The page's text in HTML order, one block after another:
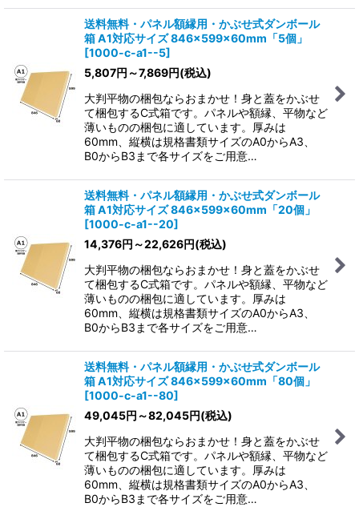
送料無料・パネル額縁用・かぶせ式ダンボール
箱 A1対応サイズ 846×599×60mm「5個」
[1000-c-a1--5]
5,807円 ～7,869円(税込)
大判平物の梱包ならおまかせ！身と蓋をかぶせ
て梱包するC式箱です。パネルや額縁、平物など
薄いものの梱包に適しています。厚みは
60mm、縦横は規格書類サイズのA0からA3、
B0からB3まで各サイズをご用意…
送料無料・パネル額縁用・かぶせ式ダンボール
箱 A1対応サイズ 846×599×60mm「20個」
[1000-c-a1--20]
14,376円 ～22,626円(税込)
大判平物の梱包ならおまかせ！身と蓋をかぶせ
て梱包するC式箱です。パネルや額縁、平物など
薄いものの梱包に適しています。厚みは
60mm、縦横は規格書類サイズのA0からA3、
B0からB3まで各サイズをご用意…
送料無料・パネル額縁用・かぶせ式ダンボール
箱 A1対応サイズ 846×599×60mm「80個」
[1000-c-a1--80]
49,045円 ～82,045円(税込)
大判平物の梱包ならおまかせ！身と蓋をかぶせ
て梱包するC式箱です。パネルや額縁、平物など
薄いものの梱包に適しています。厚みは
60mm、縦横は規格書類サイズのA0からA3、
B0からB3まで各サイズをご用意…